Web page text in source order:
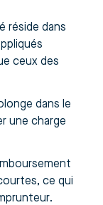
réside dans
ceux des
dans le
une charge
ce qui